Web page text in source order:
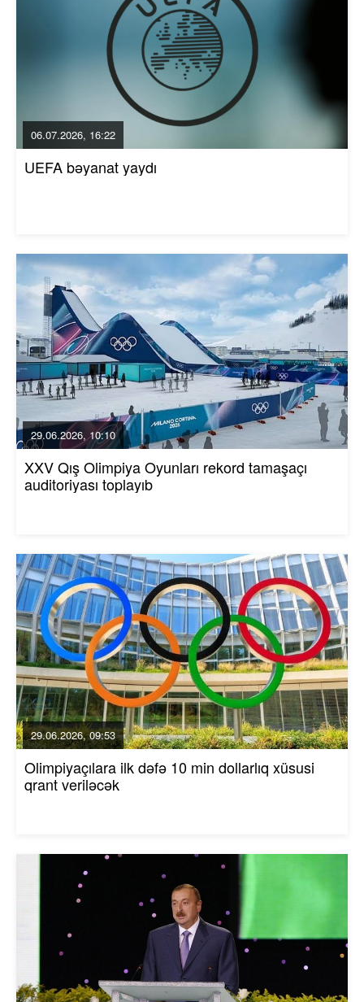
06.07.2026, 16:22
UEFA bəyanat yaydı
29.06.2026, 10:10
XXV Qış Olimpiya Oyunları rekord tamaşaçı
auditoriyası toplayıb
29.06.2026, 09:53
Olimpiyaçılara ilk dəfə 10 min dollarlıq xüsusi
qrant veriləcək